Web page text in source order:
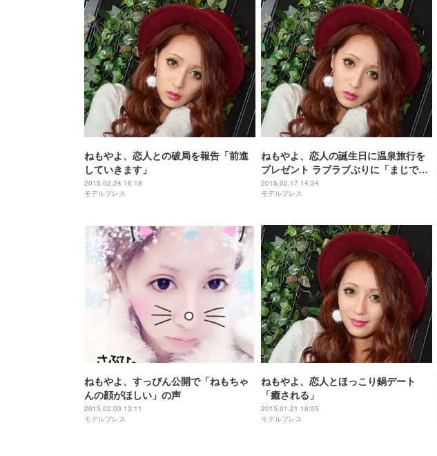
ねもやよ、恋人との破局を報告「前進
していきます」
2015.02.24 16:18
モデルプレス
ねもやよ、恋人の誕生日に温泉旅行を
プレゼント ラブラブぶりに「まじで憧
れ」の声
2015.02.17 14:34
モデルプレス
ねもやよ、すっぴん公開で「ねもちゃ
んの顔がほしい」の声
2015.02.03 13:11
モデルプレス
ねもやよ、恋人とほっこり鍋デート
「癒される」
2015.01.21 16:05
モデルプレス